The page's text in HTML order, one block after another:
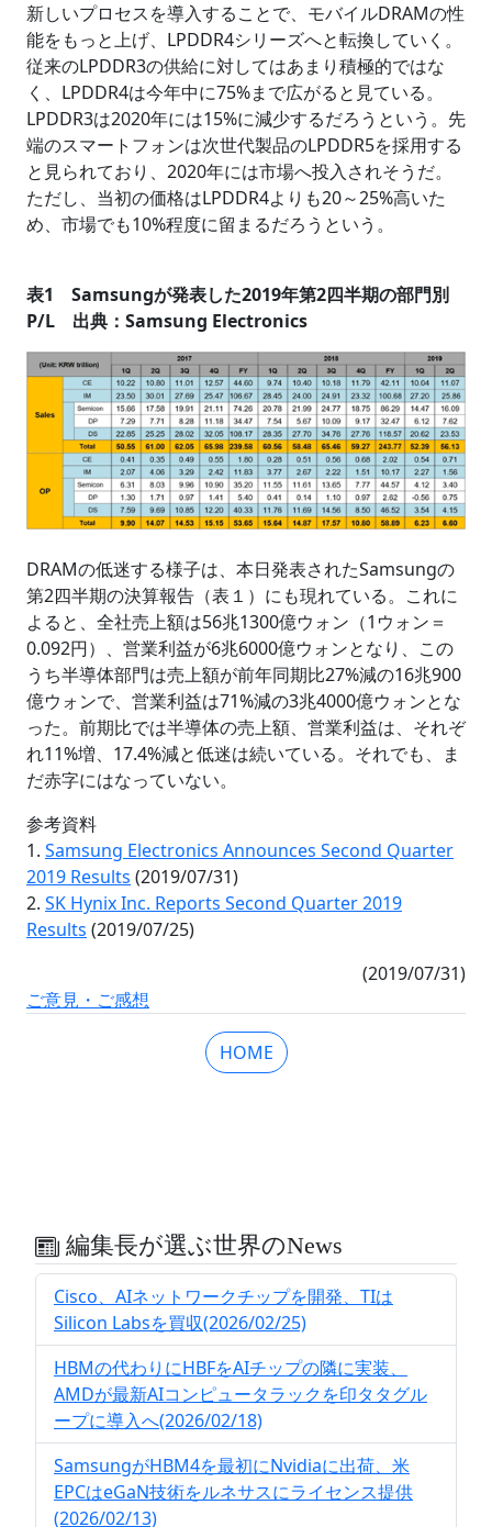
新しいプロセスを導入することで、モバイルDRAMの性
能をもっと上げ、LPDDR4シリーズへと転換していく。
従来のLPDDR3の供給に対してはあまり積極的ではな
く、LPDDR4は今年中に75%まで広がると見ている。
LPDDR3は2020年には15%に減少するだろうという。先
端のスマートフォンは次世代製品のLPDDR5を採用する
と見られており、2020年には市場へ投入されそうだ。
ただし、当初の価格はLPDDR4よりも20～25%高いた
め、市場でも10%程度に留まるだろうという。
表1 Samsungが発表した2019年第2四半期の部門別
P/L 出典：Samsung Electronics
DRAMの低迷する様子は、本日発表されたSamsungの
第2四半期の決算報告（表１）にも現れている。これに
よると、全社売上額は56兆1300億ウォン（1ウォン＝
0.092円）、営業利益が6兆6000億ウォンとなり、この
うち半導体部門は売上額が前年同期比27%減の16兆900
億ウォンで、営業利益は71%減の3兆4000億ウォンとな
った。前期比では半導体の売上額、営業利益は、それぞ
れ11%増、17.4%減と低迷は続いている。それでも、ま
だ赤字にはなっていない。
参考資料
1. Samsung Electronics Announces Second Quarter
2019 Results (2019/07/31)
2. SK Hynix Inc. Reports Second Quarter 2019
Results (2019/07/25)
(2019/07/31)
ご意見・ご感想
HOME
編集長が選ぶ世界のNews
Cisco、AIネットワークチップを開発、TIは
Silicon Labsを買収(2026/02/25)
HBMの代わりにHBFをAIチップの隣に実装、
AMDが最新AIコンピュータラックを印タタグル
ープに導入へ(2026/02/18)
SamsungがHBM4を最初にNvidiaに出荷、米
EPCはeGaN技術をルネサスにライセンス提供
(2026/02/13)